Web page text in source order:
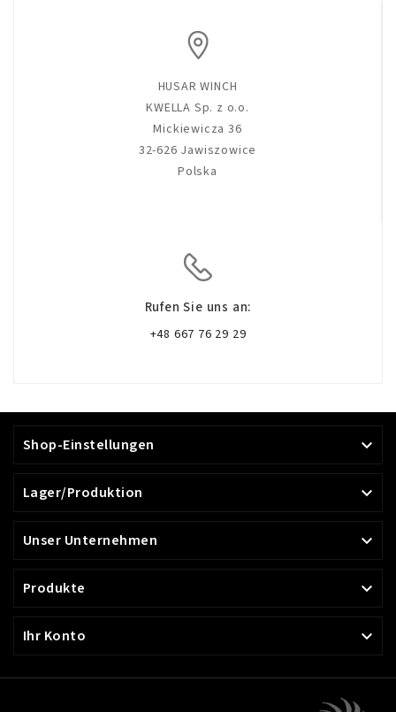
HUSAR WINCH
KWELLA Sp. z o.o.
Mickiewicza 36
32-626 Jawiszowice
Polska
Rufen Sie uns an:
+48 667 76 29 29
Shop-Einstellungen 
Lager/Produktion 
Unser Unternehmen 
Produkte 
Ihr Konto 